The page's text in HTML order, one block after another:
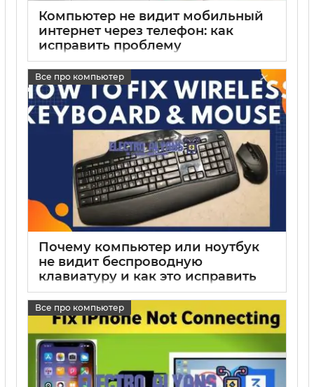
Компьютер не видит мобильный
интернет через телефон: как
исправить проблему
подключения
17 05 2025 0
Все про компьютер
Почему компьютер или ноутбук
не видит беспроводную
клавиатуру и как это исправить
Все про компьютер